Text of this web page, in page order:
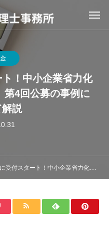
！中小企業省力化
第4回公募の事例に
説
ト！中小企業省力化投資補助金（一般型）第4回公募の事例について解説